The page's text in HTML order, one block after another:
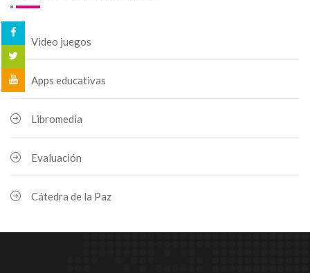
Video juegos
Apps educativas
Libromedia
Evaluación
Cátedra de la Paz